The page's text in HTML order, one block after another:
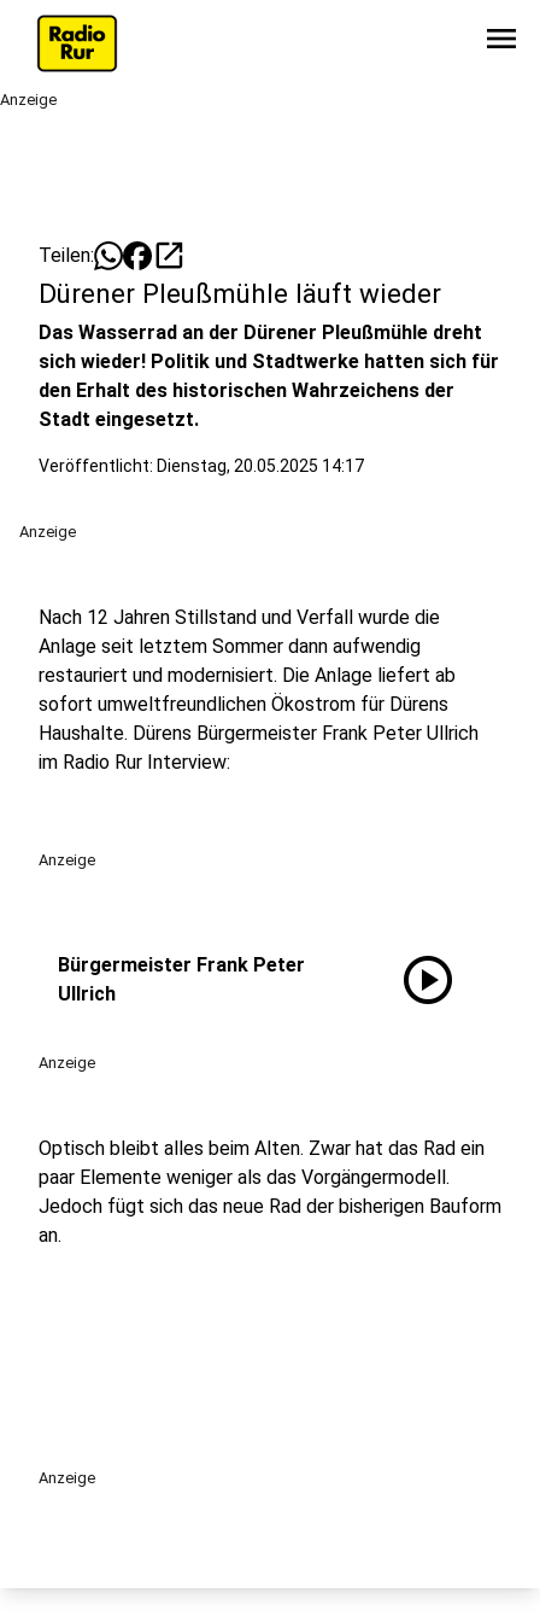
menu
Anzeige
Teilen: open_in_new
Dürener Pleußmühle läuft wieder
Das Wasserrad an der Dürener Pleußmühle dreht
sich wieder! Politik und Stadtwerke hatten sich für
den Erhalt des historischen Wahrzeichens der
Stadt eingesetzt.
Veröffentlicht: Dienstag, 20.05.2025 14:17
Anzeige
Nach 12 Jahren Stillstand und Verfall wurde die
Anlage seit letztem Sommer dann aufwendig
restauriert und modernisiert. Die Anlage liefert ab
sofort umweltfreundlichen Ökostrom für Dürens
Haushalte. Dürens Bürgermeister Frank Peter Ullrich
im Radio Rur Interview:
Anzeige
Bürgermeister Frank Peter
Ullrich
play_circle
Anzeige
Optisch bleibt alles beim Alten. Zwar hat das Rad ein
paar Elemente weniger als das Vorgängermodell.
Jedoch fügt sich das neue Rad der bisherigen Bauform
an.
Anzeige